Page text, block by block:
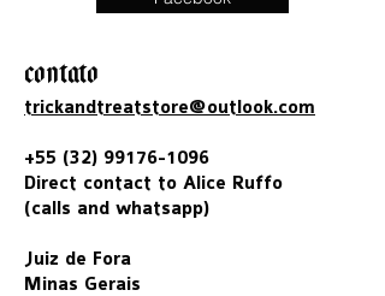
CONTATO
trickandtreatstore@outlook.com
+55 (32) 99176-1096
Direct contact to Alice Ruffo
(calls and whatsapp)
Juiz de Fora
Minas Gerais